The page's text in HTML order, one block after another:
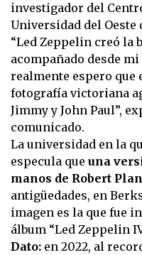
investigador del
Universidad del Oeste
“Led Zeppelin creó la
acompañado desde
realmente espero que
fotografía victoriana
Jimmy y John Paul”,
comunicado.
La universidad en la
especula que una
manos de Robert
antigüedades, en
imagen es la que fue
álbum “Led Zeppelin
Dato: en 2022, al